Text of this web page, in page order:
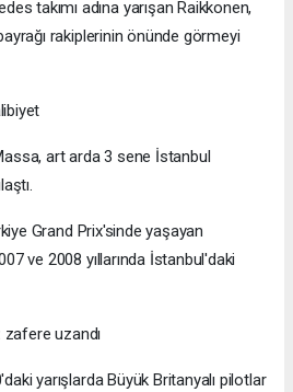
takımı adına yarışan Raikkonen,
rakiplerinin önünde görmeyi
art arda 3 sene İstanbul
Grand Prix'sinde yaşayan
ve 2008 yıllarında İstanbul'daki
zafere uzandı
yarışlarda Büyük Britanyalı pilotlar